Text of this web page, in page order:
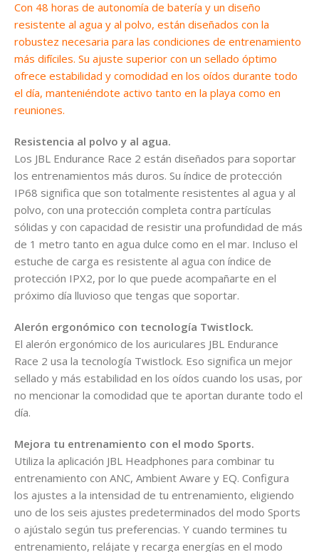
Con 48 horas de autonomía de batería y un diseño
resistente al agua y al polvo, están diseñados con la
robustez necesaria para las condiciones de entrenamiento
más difíciles. Su ajuste superior con un sellado óptimo
ofrece estabilidad y comodidad en los oídos durante todo
el día, manteniéndote activo tanto en la playa como en
reuniones.
Resistencia al polvo y al agua.
Los JBL Endurance Race 2 están diseñados para soportar
los entrenamientos más duros. Su índice de protección
IP68 significa que son totalmente resistentes al agua y al
polvo, con una protección completa contra partículas
sólidas y con capacidad de resistir una profundidad de más
de 1 metro tanto en agua dulce como en el mar. Incluso el
estuche de carga es resistente al agua con índice de
protección IPX2, por lo que puede acompañarte en el
próximo día lluvioso que tengas que soportar.
Alerón ergonómico con tecnología Twistlock.
El alerón ergonómico de los auriculares JBL Endurance
Race 2 usa la tecnología Twistlock. Eso significa un mejor
sellado y más estabilidad en los oídos cuando los usas, por
no mencionar la comodidad que te aportan durante todo el
día.
Mejora tu entrenamiento con el modo Sports.
Utiliza la aplicación JBL Headphones para combinar tu
entrenamiento con ANC, Ambient Aware y EQ. Configura
los ajustes a la intensidad de tu entrenamiento, eligiendo
uno de los seis ajustes predeterminados del modo Sports
o ajústalo según tus preferencias. Y cuando termines tu
entrenamiento, relájate y recarga energías en el modo